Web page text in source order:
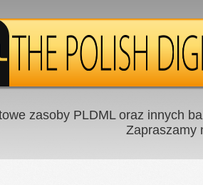
zasoby PLDML oraz innych
Zapraszamy